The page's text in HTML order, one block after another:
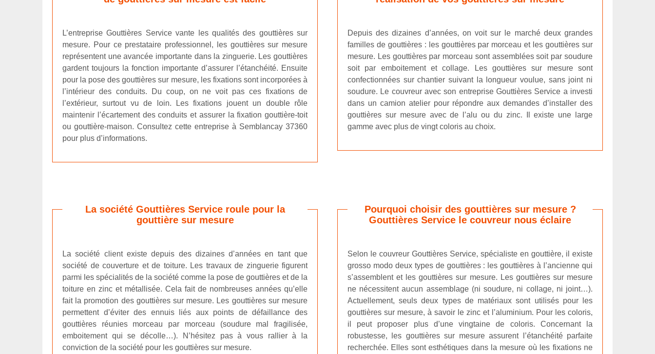
L’entreprise Gouttières Service vante les qualités des gouttières sur
mesure. Pour ce prestataire professionnel, les gouttières sur mesure
représentent une avancée importante dans la zinguerie. Les gouttières
gardent toujours la fonction importante d’assurer l’étanchéité. Ensuite
pour la pose des gouttières sur mesure, les fixations sont incorporées à
l’intérieur des conduits. Du coup, on ne voit pas ces fixations de
l’extérieur, surtout vu de loin. Les fixations jouent un double rôle
maintenir l’écartement des conduits et assurer la fixation gouttière-toit
ou gouttière-maison. Consultez cette entreprise à Semblancay 37360
pour plus d’informations.
Depuis des dizaines d’années, on voit sur le marché deux grandes
familles de gouttières : les gouttières par morceau et les gouttières sur
mesure. Les gouttières par morceau sont assemblées soit par soudure
soit par emboitement et collage. Les gouttières sur mesure sont
confectionnées sur chantier suivant la longueur voulue, sans joint ni
soudure. Le couvreur avec son entreprise Gouttières Service a investi
dans un camion atelier pour répondre aux demandes d’installer des
gouttières sur mesure avec de l’alu ou du zinc. Il existe une large
gamme avec plus de vingt coloris au choix.
La société Gouttières Service roule pour la
gouttière sur mesure
La société client existe depuis des dizaines d’années en tant que
société de couverture et de toiture. Les travaux de zinguerie figurent
parmi les spécialités de la société comme la pose de gouttières et de la
toiture en zinc et métallisée. Cela fait de nombreuses années qu’elle
fait la promotion des gouttières sur mesure. Les gouttières sur mesure
permettent d’éviter des ennuis liés aux points de défaillance des
gouttières réunies morceau par morceau (soudure mal fragilisée,
emboitement qui se décolle…). N’hésitez pas à vous rallier à la
conviction de la société pour les gouttières sur mesure.
Pourquoi choisir des gouttières sur mesure ?
Gouttières Service le couvreur nous éclaire
Selon le couvreur Gouttières Service, spécialiste en gouttière, il existe
grosso modo deux types de gouttières : les gouttières à l’ancienne qui
s’assemblent et les gouttières sur mesure. Les gouttières sur mesure
ne nécessitent aucun assemblage (ni soudure, ni collage, ni joint…).
Actuellement, seuls deux types de matériaux sont utilisés pour les
gouttières sur mesure, à savoir le zinc et l’aluminium. Pour les coloris,
il peut proposer plus d’une vingtaine de coloris. Concernant la
robustesse, les gouttières sur mesure assurent l’étanchéité parfaite
recherchée. Elles sont esthétiques dans la mesure où les fixations ne